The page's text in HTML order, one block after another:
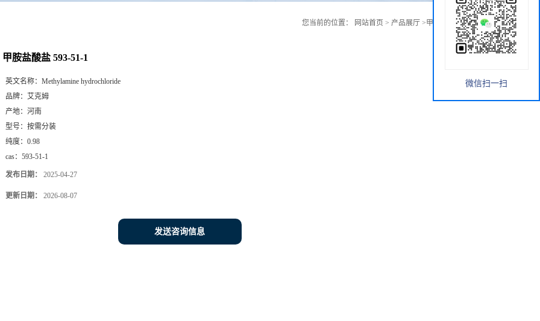
您当前的位置： 网站首页 > 产品展厅 >甲胺盐酸盐 593-51-1
甲胺盐酸盐 593-51-1
英文名称： Methylamine hydrochloride
品牌： 艾克姆
产地： 河南
型号： 按需分装
纯度： 0.98
cas： 593-51-1
发布日期： 2025-04-27
更新日期： 2026-08-07
发送咨询信息
微信扫一扫